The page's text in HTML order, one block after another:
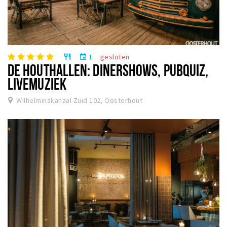
restaurant event 1 gesloten
DE HOUTHALLEN: DINERSHOWS, PUBQUIZ,
LIVEMUZIEK
Wilhelminakanaal Zuid 102, Oosterhout